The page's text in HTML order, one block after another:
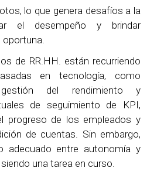
lo que genera desafíos a la
el desempeño y brindar
oportuna.
de RR.HH. están recurriendo
en tecnología, como
del rendimiento y
de seguimiento de KPI,
progreso de los empleados y
de cuentas. Sin embargo,
adecuado entre autonomía y
una tarea en curso.